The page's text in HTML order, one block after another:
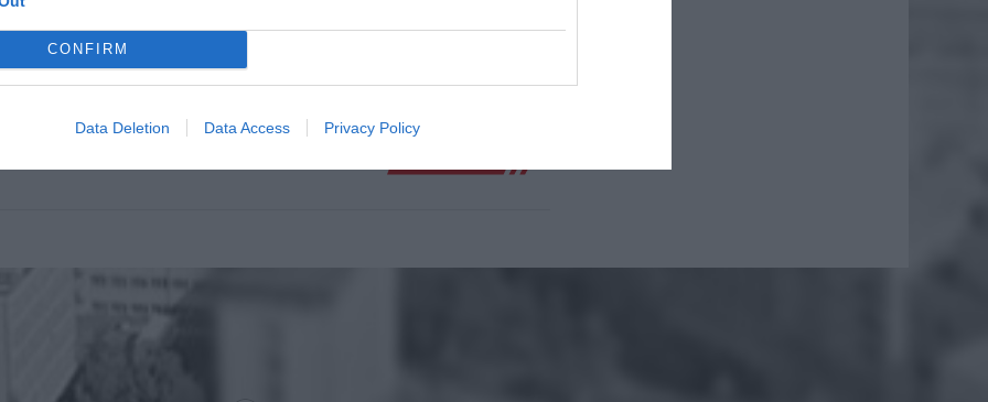
CONFIRM
Data Deletion Data Access Privacy Policy
Pasażerowie są zachwyceni podróżą z kierowcą linii